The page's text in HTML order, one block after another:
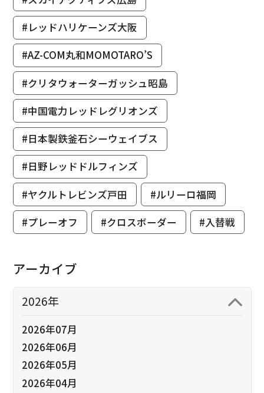
#レッドハリケーンズ大阪
#AZ-COM丸和MOMOTARO’S
#クリタウォーターガッシュ昭島
#中国電力レッドレグリオンズ
#日本製鉄釜石シーウェイブス
#日野レッドドルフィンズ
#ヤクルトレビンズ戸田
#ルリーロ福岡
#プレーオフ
#クロスボーダー #入替戦
アーカイブ
2026年
2026年07月
2026年06月
2026年05月
2026年04月